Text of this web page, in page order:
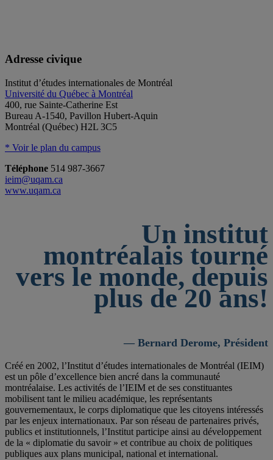
Adresse civique
Institut d’études internationales de Montréal
Université du Québec à Montréal
400, rue Sainte-Catherine Est
Bureau A-1540, Pavillon Hubert-Aquin
Montréal (Québec) H2L 3C5
* Voir le plan du campus
Téléphone 514 987-3667
ieim@uqam.ca
www.uqam.ca
Un institut
montréalais tourné
vers le monde, depuis
plus de 20 ans!
— Bernard Derome, Président
Créé en 2002, l’Institut d’études internationales de Montréal (IEIM)
est un pôle d’excellence bien ancré dans la communauté
montréalaise. Les activités de l’IEIM et de ses constituantes
mobilisent tant le milieu académique, les représentants
gouvernementaux, le corps diplomatique que les citoyens intéressés
par les enjeux internationaux. Par son réseau de partenaires privés,
publics et institutionnels, l’Institut participe ainsi au développement
de la « diplomatie du savoir » et contribue au choix de politiques
publiques aux plans municipal, national et international.